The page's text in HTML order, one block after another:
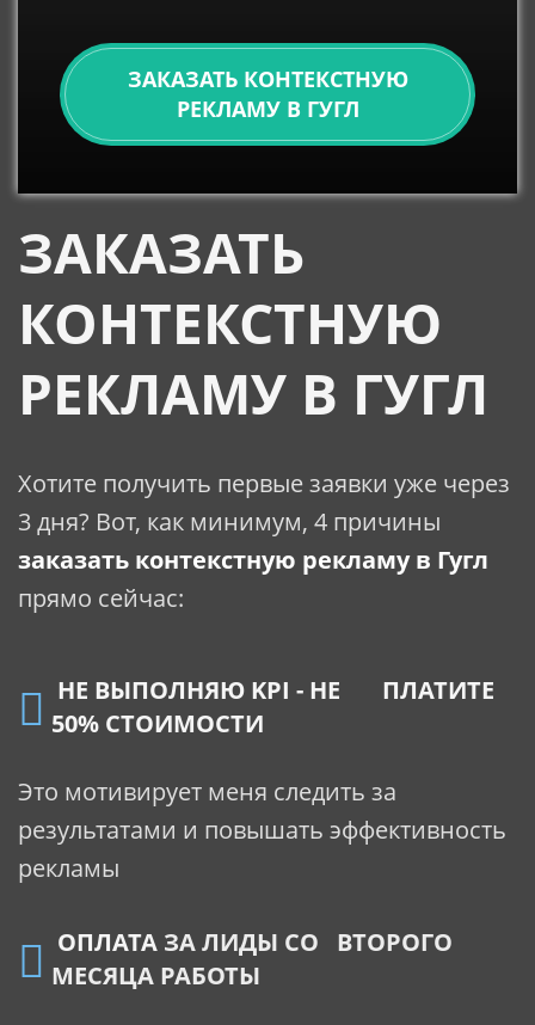
ЗАКАЗАТЬ КОНТЕКСТНУЮ
РЕКЛАМУ В ГУГЛ
ЗАКАЗАТЬ
КОНТЕКСТНУЮ
РЕКЛАМУ В ГУГЛ
Хотите получить первые заявки уже через
3 дня? Вот, как минимум, 4 причины
заказать контекстную рекламу в Гугл
прямо сейчас:
НЕ ВЫПОЛНЯЮ KPI - НЕ ПЛАТИТЕ
50% СТОИМОСТИ
Это мотивирует меня следить за
результатами и повышать эффективность
рекламы
ОПЛАТАЗА ЛИДЫ СО ВТОРОГО
МЕСЯЦА РАБОТЫ